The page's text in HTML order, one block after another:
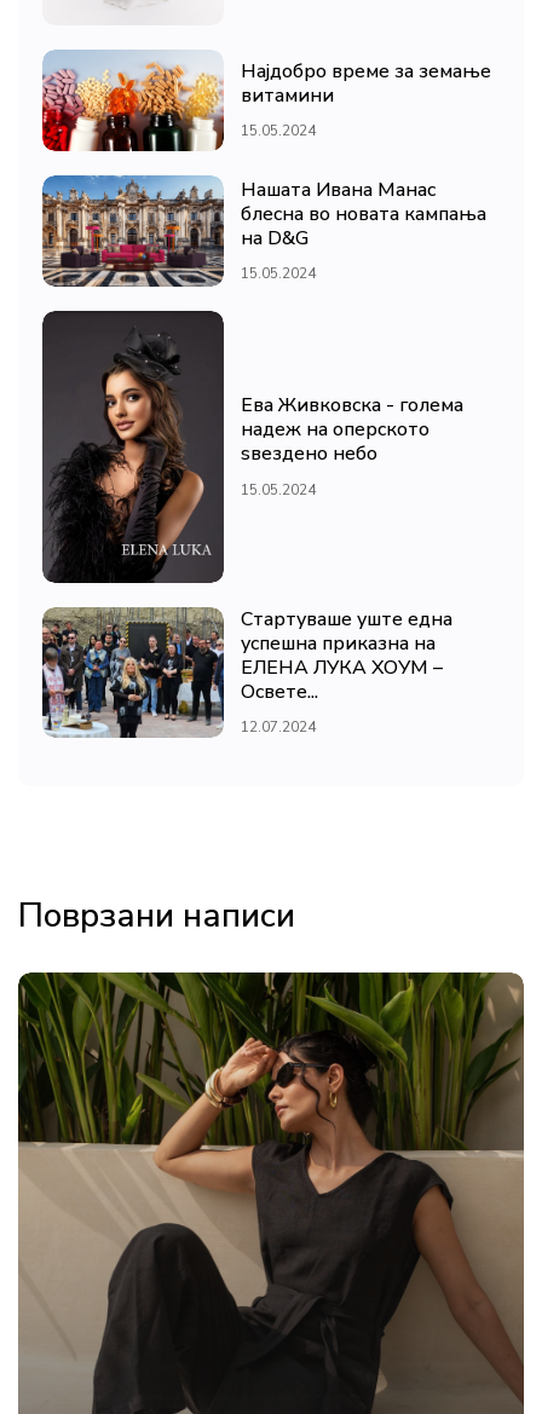
Најдобро време за земање
витамини
15.05.2024
Нашата Ивана Манас
блесна во новата кампања
на D&G
15.05.2024
Ева Живковска - голема
надеж на оперското
ѕвездено небо
15.05.2024
Стартуваше уште една
успешна приказна на
ЕЛЕНА ЛУКА ХОУМ –
Освете...
12.07.2024
Поврзани написи